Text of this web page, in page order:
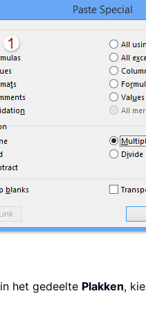
in het gedeelte Plakken,